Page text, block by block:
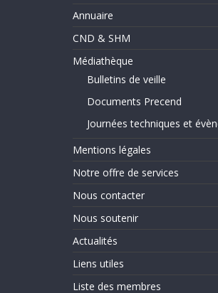
Annuaire
CND & SHM
Médiathèque
Bulletins de veille
Documents Precend
Journées techniques et
Mentions légales
Notre offre de services
Nous contacter
Nous soutenir
Actualités
Liens utiles
Liste des membres